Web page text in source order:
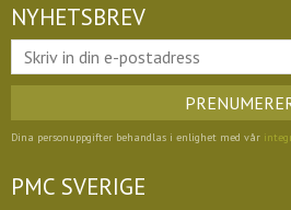
NYHETSBREV
Dina personuppgifter behandlas i enlighet med vår
PMC SVERIGE